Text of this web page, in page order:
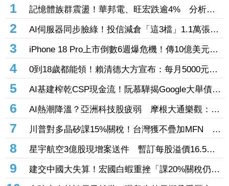
1
記憶體族群震盪！華邦電、旺宏跌逾4% 分析師
點名「這2檔」多頭：布局看技術面
2
AI伺服器同步臉綠！投信減倉「這3檔」1.1萬張
投信連砍緯創2刀帶走18.96億元
3
iPhone 18 Pro上市倒數6週爆危機！傳10億美元晶
片卡封裝「躺在廠房」 恐面臨庫存不足
4
0到18歲都能領！賴清德大方宣布：每月5000元成
長津貼 婚、產假全面加碼
5
AI基建榨乾CSP現金流！阮慕驊揭Google大舉債衝
擊
6
AI熱潮降溫？亞洲科技股疲弱 摩根大通樂觀：長
期投資趨勢未變
7
川普對多晶矽課15%關稅！台灣獲不疊加MFN 行
政院：對台影響有限
8
星宇航空3億股現增案送件 暫訂每股溢價16.5
元、預計募資49.5億元
9
建交中國大失算！宏國白蝦重挫「課20%關稅仍要
賣台灣」 外媒曝出口量差4倍